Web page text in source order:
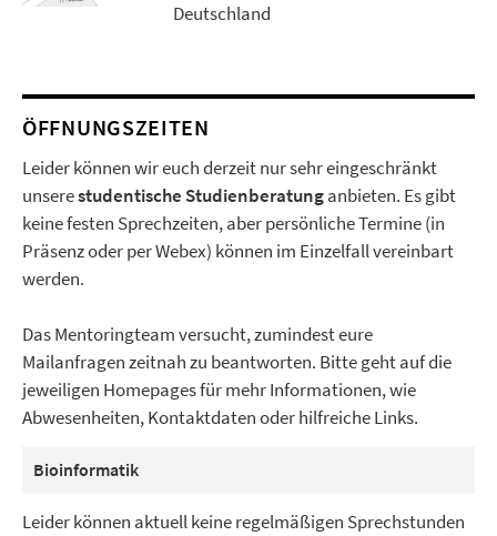
Deutschland
ÖFFNUNGSZEITEN
Leider können wir euch derzeit nur sehr eingeschränkt
unserestudentische Studienberatunganbieten. Es gibt
keine festen Sprechzeiten, aber persönliche Termine (in
Präsenz oder per Webex) können im Einzelfall vereinbart
werden.
Das Mentoringteam versucht, zumindest eure
Mailanfragen zeitnah zu beantworten. Bitte geht auf die
jeweiligen Homepages für mehr Informationen, wie
Abwesenheiten, Kontaktdaten oder hilfreiche Links.
Bioinformatik
Leider können aktuell keine regelmäßigen Sprechstunden